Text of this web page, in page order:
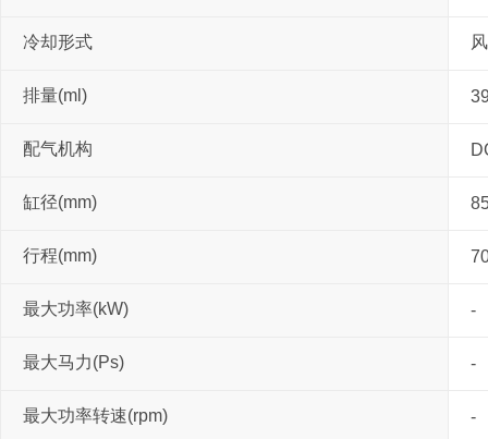
冷却形式
排量(ml)
配气机构
缸径(mm)
行程(mm)
最大功率(kW) -
最大马力(Ps) -
最大功率转速(rpm) -